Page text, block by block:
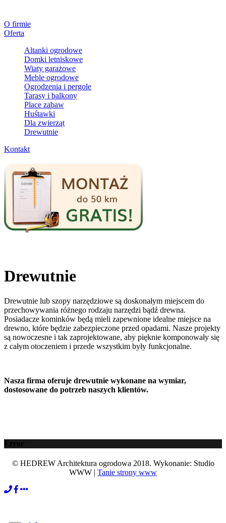
O firmie
Oferta
Altanki ogrodowe
Domki letniskowe
Wiaty garażowe
Meble ogrodowe
Ogrodzenia i pergole
Tarasy i balkony
Place zabaw
Huśtawki
Dla zwierząt
Drewutnie
Kontakt
Drewutnie
Drewutnie lub szopy narzędziowe są doskonałym miejscem do
przechowywania różnego rodzaju narzędzi bądź drewna.
Posiadacze kominków będą mieli zapewnione idealne miejsce na
drewno, które będzie zabezpieczone przed opadami. Nasze projekty
są nowoczesne i tak zaprojektowane, aby pięknie komponowały się
z całym otoczeniem i przede wszystkim były funkcjonalne.
Nasza firma oferuje drewutnie wykonane na wymiar,
dostosowane do potrzeb naszych klientów.
Error
© HEDREW Architektura ogrodowa 2018. Wykonanie: Studio
WWW | Tanie strony www